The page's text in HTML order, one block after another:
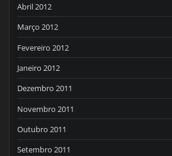
Abril 2012
Março 2012
Fevereiro 2012
Janeiro 2012
Dezembro 2011
Novembro 2011
Outubro 2011
Setembro 2011